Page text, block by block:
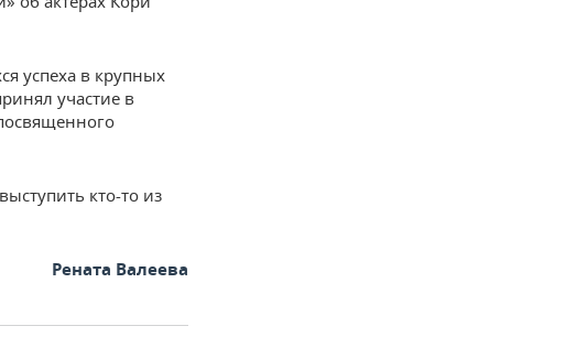
успеха в крупных
участие в
кто-то из
Рената Валеева